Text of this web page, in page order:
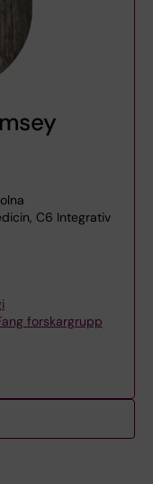
C6 Integrativ
forskargrupp